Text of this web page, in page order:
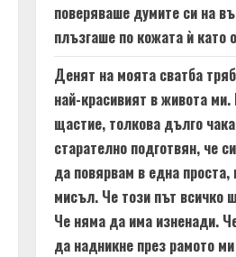
поверяваше думите си на
плъзгаше по кожата ѝ като
Денят на моята сватба
най-красивият в живота
щастие, толкова дълго
старателно подготвян, че
да повярвам в една
мисъл. Че този път всичко
Че няма да има изненади.
да надникне през рамото